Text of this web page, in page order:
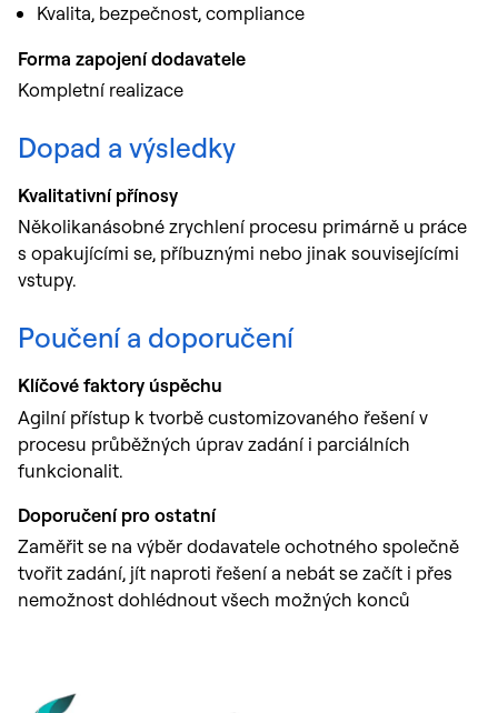
Kvalita, bezpečnost, compliance
Forma zapojení dodavatele
Kompletní realizace
Dopad a výsledky
Kvalitativní přínosy
Několikanásobné zrychlení procesu primárně u práce
s opakujícími se, příbuznými nebo jinak souvisejícími
vstupy.
Poučení a doporučení
Klíčové faktory úspěchu
Agilní přístup k tvorbě customizovaného řešení v
procesu průběžných úprav zadání i parciálních
funkcionalit.
Doporučení pro ostatní
Zaměřit se na výběr dodavatele ochotného společně
tvořit zadání, jít naproti řešení a nebát se začít i přes
nemožnost dohlédnout všech možných konců